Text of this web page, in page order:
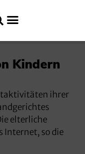
Kindern
ihrer
elterliche
Internet, so die